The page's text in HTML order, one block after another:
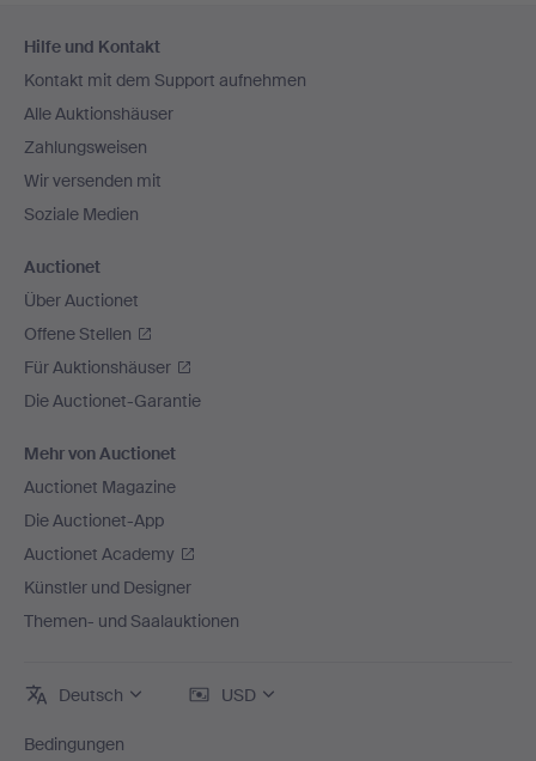
Navigation
Hilfe und Kontakt
Kontakt mit dem Support aufnehmen
Alle Auktionshäuser
Zahlungsweisen
Wir versenden mit
Soziale Medien
Auctionet
Über Auctionet
Offene Stellen
Für Auktionshäuser
Die Auctionet-Garantie
Mehr von Auctionet
Auctionet Magazine
Die Auctionet-App
Auctionet Academy
Künstler und Designer
Themen- und Saalauktionen
Deutsch USD
Bedingungen